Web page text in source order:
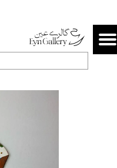
حساب کاربری من
تغییر گذر واژه